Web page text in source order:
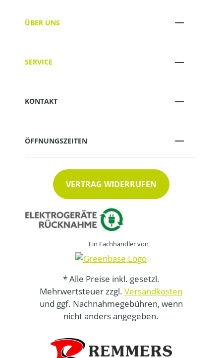
ÜBER UNS
SERVICE
KONTAKT
ÖFFNUNGSZEITEN
VERTRAG WIDERRUFEN
Ein Fachhändler von
* Alle Preise inkl. gesetzl.
Mehrwertsteuer zzgl. Versandkosten
und ggf. Nachnahmegebühren, wenn
nicht anders angegeben.